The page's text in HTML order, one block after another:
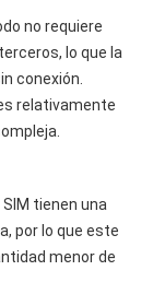
no requiere
lo que la
conexión.
relativamente
tienen una
por lo que este
menor de